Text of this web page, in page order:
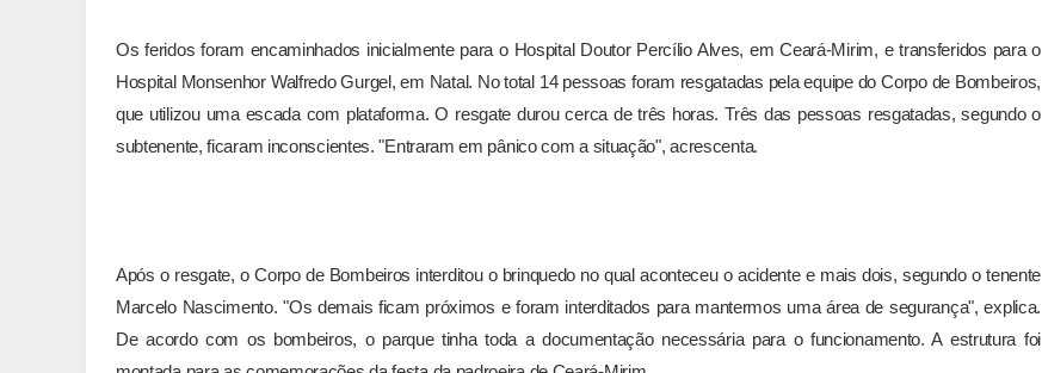
Os feridos foram encaminhados inicialmente para o Hospital Doutor Percílio Alves, em Ceará-Mirim, e transferidos para o
Hospital Monsenhor Walfredo Gurgel, em Natal. No total 14 pessoas foram resgatadas pela equipe do Corpo de Bombeiros,
que utilizou uma escada com plataforma. O resgate durou cerca de três horas. Três das pessoas resgatadas, segundo o
subtenente, ficaram inconscientes. "Entraram em pânico com a situação", acrescenta.
Após o resgate, o Corpo de Bombeiros interditou o brinquedo no qual aconteceu o acidente e mais dois, segundo o tenente
Marcelo Nascimento. "Os demais ficam próximos e foram interditados para mantermos uma área de segurança", explica.
De acordo com os bombeiros, o parque tinha toda a documentação necessária para o funcionamento. A estrutura foi